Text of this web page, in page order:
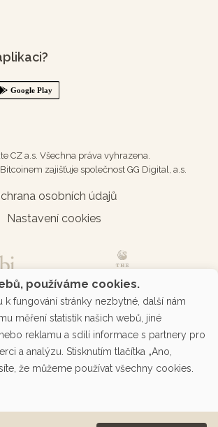
CZ a.s. Všechna práva vyhrazena.
zajišťuje společnost GG Digital, a.s.
osobních údajů
Nastavení cookies
platby přes platební bránu
používáme cookies.
k fungování stránky nezbytné, další nám
měření statistik našich webů, jiné
reklamu a sdílí informace s partnery pro
a analýzu. Stisknutím tlačítka „Ano,
že můžeme používat všechny cookies.